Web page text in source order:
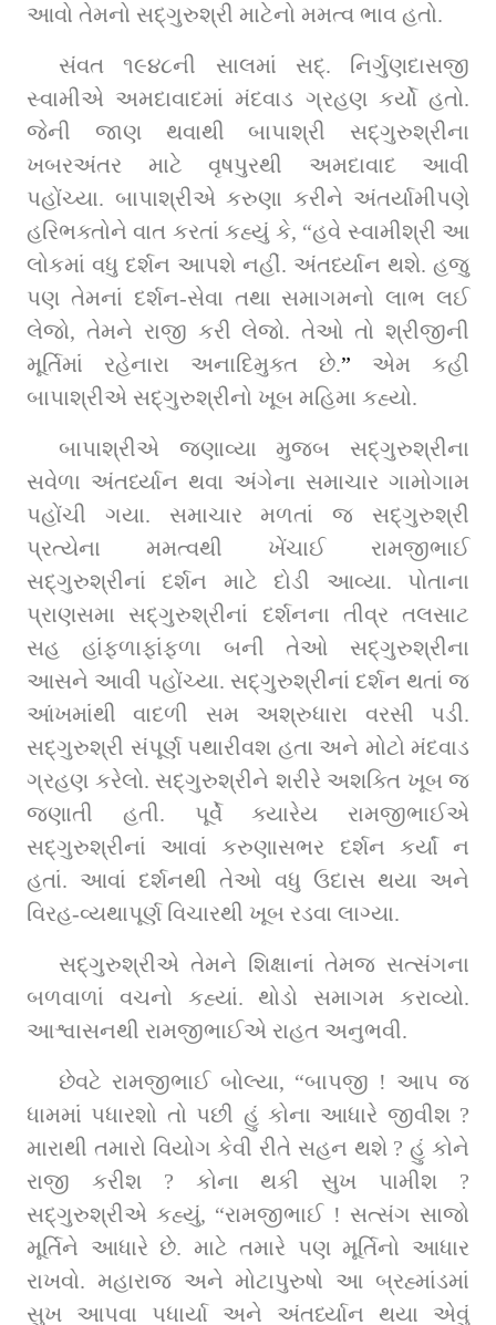
આવો તેમનો સદ્‌ગુરુશ્રી માટેનો મમત્વ ભાવ હતો.
સંવત ૧૯૪૮ની સાલમાં સદ્‌. નિર્ગુણદાસજી
સ્વામીએ અમદાવાદમાં મંદવાડ ગ્રહણ કર્યો હતો.
જેની જાણ થવાથી બાપાશ્રી સદ્‌ગુરુશ્રીના
ખબરઅંતર માટે વૃષપુરથી અમદાવાદ આવી
પહોંચ્યા. બાપાશ્રીએ કરુણા કરીને અંતર્યામીપણે
હરિભક્તોને વાત કરતાં કહ્યું કે, “હવે સ્વામીશ્રી આ
લોકમાં વધુ દર્શન આપશે નહીં. અંતર્ધ્યાન થશે. હજુ
પણ તેમનાં દર્શન-સેવા તથા સમાગમનો લાભ લઈ
લેજો, તેમને રાજી કરી લેજો. તેઓ તો શ્રીજીની
મૂર્તિમાં રહેનારા અનાદિમુક્ત છે.” એમ કહી
બાપાશ્રીએ સદ્‌ગુરુશ્રીનો ખૂબ મહિમા કહ્યો.
બાપાશ્રીએ જણાવ્યા મુજબ સદ્‌ગુરુશ્રીના
સવેળા અંતર્ધ્યાન થવા અંગેના સમાચાર ગામોગામ
પહોંચી ગયા. સમાચાર મળતાં જ સદ્‌ગુરુશ્રી
પ્રત્યેના મમત્વથી ખેંચાઈ રામજીભાઈ
સદ્‌ગુરુશ્રીનાં દર્શન માટે દોડી આવ્યા. પોતાના
પ્રાણસમા સદ્‌ગુરુશ્રીનાં દર્શનના તીવ્ર તલસાટ
સહ હાંફળાફાંફળા બની તેઓ સદ્‌ગુરુશ્રીના
આસને આવી પહોંચ્યા. સદ્‌ગુરુશ્રીનાં દર્શન થતાં જ
આંખમાંથી વાદળી સમ અશ્રુધારા વરસી પડી.
સદ્‌ગુરુશ્રી સંપૂર્ણ પથારીવશ હતા અને મોટો મંદવાડ
ગ્રહણ કરેલો. સદ્‌ગુરુશ્રીને શરીરે અશક્તિ ખૂબ જ
જણાતી હતી. પૂર્વે ક્યારેય રામજીભાઈએ
સદ્‌ગુરુશ્રીનાં આવાં કરુણાસભર દર્શન કર્યાં ન
હતાં. આવાં દર્શનથી તેઓ વધુ ઉદાસ થયા અને
વિરહ-વ્યથાપૂર્ણ વિચારથી ખૂબ રડવા લાગ્યા.
સદ્‌ગુરુશ્રીએ તેમને શિક્ષાનાં તેમજ સત્સંગના
બળવાળાં વચનો કહ્યાં. થોડો સમાગમ કરાવ્યો.
આશ્વાસનથી રામજીભાઈએ રાહત અનુભવી.
છેવટે રામજીભાઈ બોલ્યા, “બાપજી ! આપ જ
ધામમાં પધારશો તો પછી હું કોના આધારે જીવીશ ?
મારાથી તમારો વિયોગ કેવી રીતે સહન થશે ? હું કોને
રાજી કરીશ ? કોના થકી સુખ પામીશ ?
સદ્‌ગુરુશ્રીએ કહ્યું, “રામજીભાઈ ! સત્સંગ સાજો
મૂર્તિને આધારે છે. માટે તમારે પણ મૂર્તિનો આધાર
રાખવો. મહારાજ અને મોટાપુરુષો આ બ્રહ્માંડમાં
સુખ આપવા પધાર્યા અને અંતર્ધ્યાન થયા એવું